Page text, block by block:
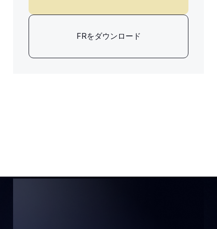
FRをダウンロード